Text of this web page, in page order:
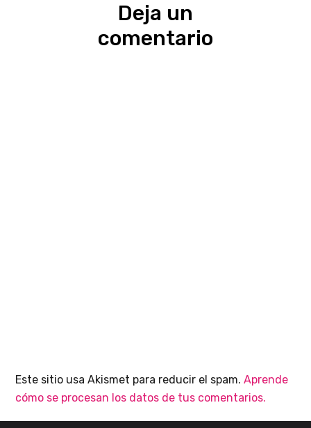
Deja un
comentario
Este sitio usa Akismet para reducir el spam.Aprende
cómo se procesan los datos de tus comentarios.